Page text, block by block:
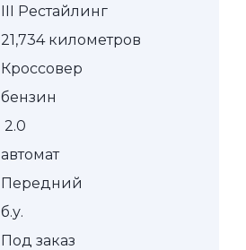
III Рестайлинг
21,734 километров
Кроссовер
бензин
2.0
автомат
Передний
б.у.
Под заказ